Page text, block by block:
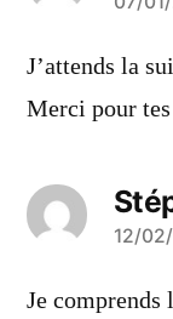
a
dit :
J’attends la
Merci pour
a
dit :
12/
Je